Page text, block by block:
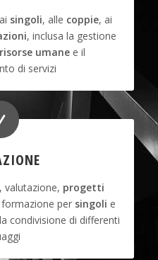
singoli, alle coppie, ai
, inclusa la gestione
risorse umanee il
di servizi
valutazione, progetti
per singoli e
condivisione di differenti